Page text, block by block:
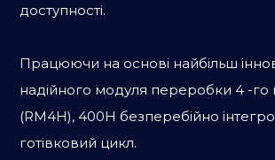
доступності.
Працюючи на основі найбільш
надійного модуля переробки 4 -го
(RM4H), 400H безперебійно
готівковий цикл.